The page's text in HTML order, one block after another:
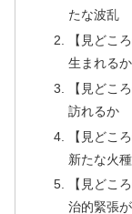
たな波乱
【見どこ
生まれるか
【見どこ
訪れるか
【見どこ
新たな火
【見どこ
治的緊張